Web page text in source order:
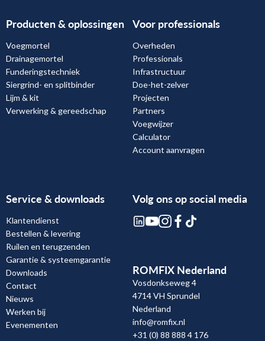
Producten & oplossingen
Voegmortel
Drainagemortel
Funderingstechniek
Siergrind- en splitbinder
Lijm & kit
Verwerking & gereedschap
Voor professionals
Overheden
Professionals
Infrastructuur
Doe-het-zelver
Projecten
Partners
Voegwijzer
Calculator
Account aanvragen
Service & downloads
Klantendienst
Bestellen & levering
Ruilen en terugzenden
Garantie & systeemgarantie
Downloads
Contact
Nieuws
Werken bij
Evenementen
Volg ons op social media
ROMFIX Nederland
Vosdonkseweg 4
4714 VH Sprundel
Nederland
info@romfix.nl
+31 (0) 88 888 4 176